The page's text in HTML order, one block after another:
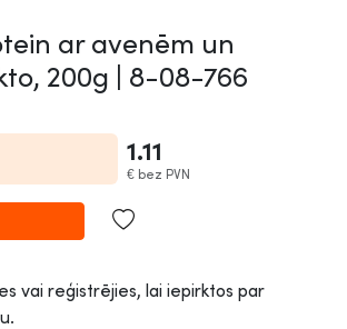
ar avenēm un
200g | 8-08-766
1.11
€ bez PVN
vai reģistrējies, lai iepirktos par